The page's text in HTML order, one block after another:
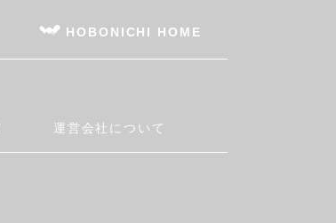
HOBONICHI HOME
運営会社について